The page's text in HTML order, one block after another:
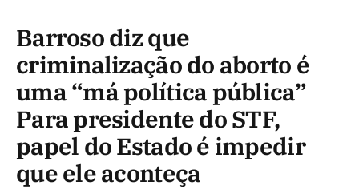
Barroso diz que
criminalização do aborto é
uma “má política pública”
Para presidente do STF,
papel do Estado é impedir
que ele aconteça